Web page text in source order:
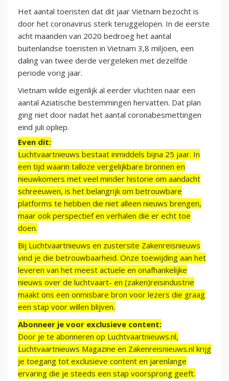
Het aantal toeristen dat dit jaar Vietnam bezocht is
door het coronavirus sterk teruggelopen. In de eerste
acht maanden van 2020 bedroeg het aantal
buitenlandse toeristen in Vietnam 3,8 miljoen, een
daling van twee derde vergeleken met dezelfde
periode vorig jaar.
Vietnam wilde eigenlijk al eerder vluchten naar een
aantal Aziatische bestemmingen hervatten. Dat plan
ging niet door nadat het aantal coronabesmettingen
eind juli opliep.
Even dit:
Luchtvaartnieuws bestaat inmiddels bijna 25 jaar. In
een tijd waarin talloze vergelijkbare bronnen en
nieuwkomers met veel minder historie om aandacht
schreeuwen, is het belangrijk om betrouwbare
platforms te hebben die niet alleen nieuws brengen,
maar ook perspectief en verhalen die er echt toe
doen.
Bij Luchtvaartnieuws en zustersite Zakenreisnieuws
vind je die betrouwbaarheid. Onze toewijding aan het
leveren van het meest actuele en onafhankelijke
nieuws over de luchtvaart- en (zaken)reisindustrie
maakt ons een onmisbare bron voor lezers die graag
een stap voor willen blijven.
Abonneer je voor exclusieve content:
Door je te abonneren op Luchtvaartnieuws.nl,
Luchtvaartnieuws Magazine en Zakenreisnieuws.nl krijg
je toegang tot exclusieve content en jarenlange
ervaring die je steeds een stap voorsprong geeft.